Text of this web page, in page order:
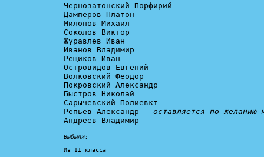
Чернозатонский Порфирий
Дамперов Платон
Милонов Михаил
Соколов Виктор
Журавлев Иван
Иванов Владимир
Рещиков Иван
Островидов Евгений
Волковский Феодор
Покровский Александр
Быстров Николай
Сарычевский Полиевкт
Репьев Александр – оставляется по желанию
Андреев Владимир
Выбыли:
Из II класса